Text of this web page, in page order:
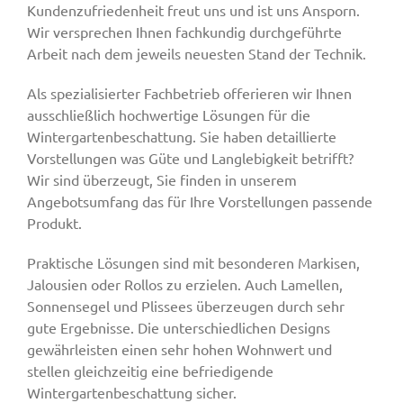
Kundenzufriedenheit freut uns und ist uns Ansporn.
Wir versprechen Ihnen fachkundig durchgeführte
Arbeit nach dem jeweils neuesten Stand der Technik.
Als spezialisierter Fachbetrieb offerieren wir Ihnen
ausschließlich hochwertige Lösungen für die
Wintergartenbeschattung. Sie haben detaillierte
Vorstellungen was Güte und Langlebigkeit betrifft?
Wir sind überzeugt, Sie finden in unserem
Angebotsumfang das für Ihre Vorstellungen passende
Produkt.
Praktische Lösungen sind mit besonderen Markisen,
Jalousien oder Rollos zu erzielen. Auch Lamellen,
Sonnensegel und Plissees überzeugen durch sehr
gute Ergebnisse. Die unterschiedlichen Designs
gewährleisten einen sehr hohen Wohnwert und
stellen gleichzeitig eine befriedigende
Wintergartenbeschattung sicher.